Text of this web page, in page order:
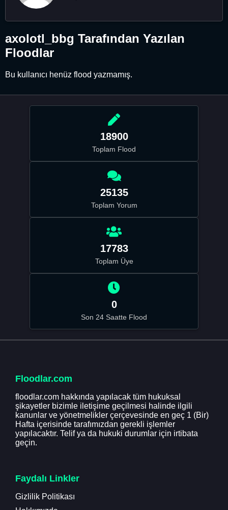
axolotl_bbg Tarafından Yazılan
Floodlar
Bu kullanıcı henüz flood yazmamış.
18900
Toplam Flood
25135
Toplam Yorum
17783
Toplam Üye
0
Son 24 Saatte Flood
Floodlar.com
floodlar.com hakkında yapılacak tüm hukuksal
şikayetler bizimle iletişime geçilmesi halinde ilgili
kanunlar ve yönetmelikler çerçevesinde en geç 1 (Bir)
Hafta içerisinde tarafımızdan gerekli işlemler
yapılacaktır. Telif ya da hukuki durumlar için irtibata
geçin.
Faydalı Linkler
Gizlilik Politikası